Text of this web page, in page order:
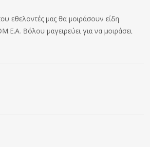
εθελοντές μας θα μοιράσουν είδη
Βόλου μαγειρεύει για να μοιράσει